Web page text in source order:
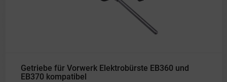
Getriebe für Vorwerk Elektrobürste EB360 und
EB370 kompatibel